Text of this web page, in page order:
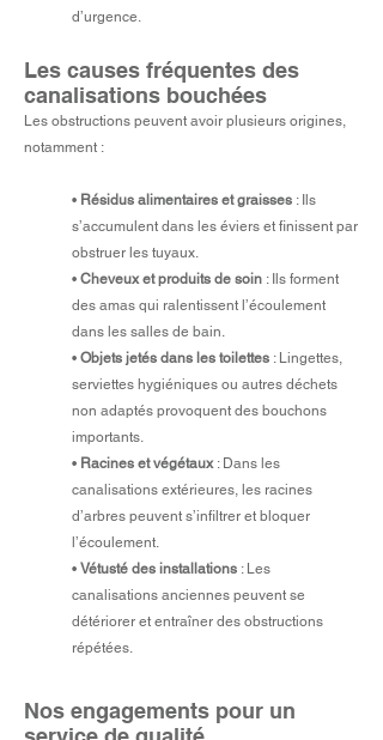
d’urgence.
Les causes fréquentes des
canalisations bouchées
Les obstructions peuvent avoir plusieurs origines,
notamment :
• Résidus alimentaires et graisses : Ils
s’accumulent dans les éviers et finissent par
obstruer les tuyaux.
• Cheveux et produits de soin : Ils forment
des amas qui ralentissent l’écoulement
dans les salles de bain.
• Objets jetés dans les toilettes : Lingettes,
serviettes hygiéniques ou autres déchets
non adaptés provoquent des bouchons
importants.
• Racines et végétaux : Dans les
canalisations extérieures, les racines
d’arbres peuvent s’infiltrer et bloquer
l’écoulement.
• Vétusté des installations : Les
canalisations anciennes peuvent se
détériorer et entraîner des obstructions
répétées.
Nos engagements pour un